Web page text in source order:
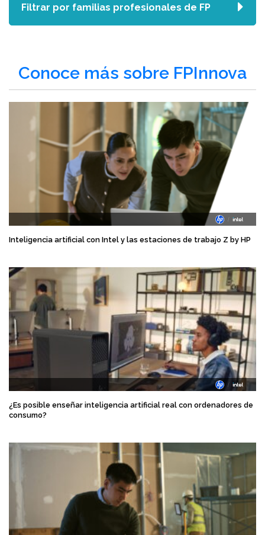
Conoce más sobre FPInnova
Inteligencia artificial con Intel y las estaciones de trabajo Z by HP
¿Es posible enseñar inteligencia artificial real con ordenadores de
consumo?
Filtrar por familias profesionales de FP